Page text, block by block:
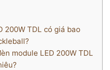
200W TDL có giá bao
module LED 200W TDL